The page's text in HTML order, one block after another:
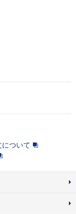
について